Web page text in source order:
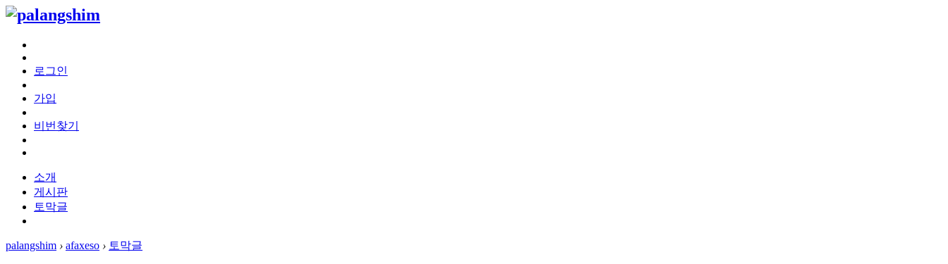
로그인
가입
비번찾기
소개
게시판
토막글
palangshim › afaxeso › 토막글